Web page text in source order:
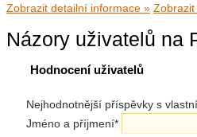
Zobrazit detailní informace »
Názory uživatelů na
Hodnocení uživatelů
Nejhodnotnější příspěvky s
Jméno a příjmení*